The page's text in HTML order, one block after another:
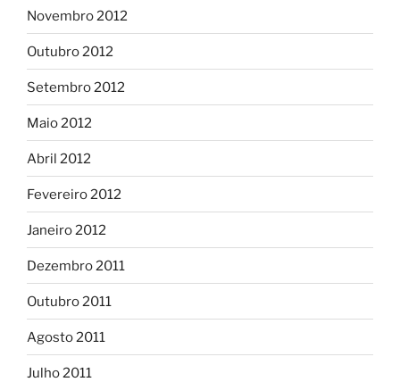
Novembro 2012
Outubro 2012
Setembro 2012
Maio 2012
Abril 2012
Fevereiro 2012
Janeiro 2012
Dezembro 2011
Outubro 2011
Agosto 2011
Julho 2011